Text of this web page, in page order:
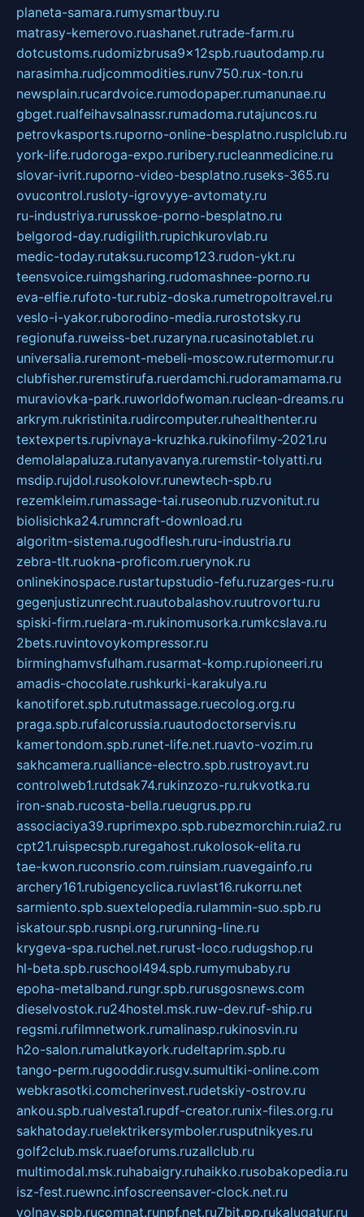
planeta-samara.rumysmartbuy.ru
matrasy-kemerovo.ruashanet.rutrade-farm.ru
dotcustoms.rudomizbrusa9x12spb.ruautodamp.ru
narasimha.rudjcommodities.runv750.rux-ton.ru
newsplain.rucardvoice.rumodopaper.rumanunae.ru
gbget.rualfeihavsalnassr.rumadoma.rutajuncos.ru
petrovkasports.ruporno-online-besplatno.rusplclub.ru
york-life.rudoroga-expo.ruribery.rucleanmedicine.ru
slovar-ivrit.ruporno-video-besplatno.ruseks-365.ru
ovucontrol.rusloty-igrovyye-avtomaty.ru
ru-industriya.rurusskoe-porno-besplatno.ru
belgorod-day.rudigilith.rupichkurovlab.ru
medic-today.rutaksu.rucomp123.rudon-ykt.ru
teensvoice.ruimgsharing.rudomashnee-porno.ru
eva-elfie.rufoto-tur.rubiz-doska.rumetropoltravel.ru
veslo-i-yakor.ruborodino-media.rurostotsky.ru
regionufa.ruweiss-bet.ruzaryna.rucasinotablet.ru
universalia.ruremont-mebeli-moscow.rutermomur.ru
clubfisher.ruremstirufa.ruerdamchi.rudoramamama.ru
muraviovka-park.ruworldofwoman.ruclean-dreams.ru
arkrym.rukristinita.rudircomputer.ruhealthenter.ru
textexperts.rupivnaya-kruzhka.rukinofilmy-2021.ru
demolalapaluza.rutanyavanya.ruremstir-tolyatti.ru
msdip.rujdol.rusokolovr.runewtech-spb.ru
rezemkleim.rumassage-tai.ruseonub.ruzvonitut.ru
biolisichka24.rumncraft-download.ru
algoritm-sistema.rugodflesh.ruru-industria.ru
zebra-tlt.ruokna-proficom.ruerynok.ru
onlinekinospace.rustartupstudio-fefu.ruzarges-ru.ru
gegenjustizunrecht.ruautobalashov.ruutrovortu.ru
spiski-firm.ruelara-m.rukinomusorka.rumkcslava.ru
2bets.ruvintovoykompressor.ru
birminghamvsfulham.rusarmat-komp.rupioneeri.ru
amadis-chocolate.rushkurki-karakulya.ru
kanotiforet.spb.rututmassage.ruecolog.org.ru
praga.spb.rufalcorussia.ruautodoctorservis.ru
kamertondom.spb.runet-life.net.ruavto-vozim.ru
sakhcamera.rualliance-electro.spb.rustroyavt.ru
controlweb1.rutdsak74.rukinzozo-ru.rukvotka.ru
iron-snab.rucosta-bella.rueugrus.pp.ru
associaciya39.ruprimexpo.spb.rubezmorchin.ruia2.ru
cpt21.ruispecspb.ruregahost.rukolosok-elita.ru
tae-kwon.ruconsrio.com.ruinsiam.ruavegainfo.ru
archery161.rubigencyclica.ruvlast16.rukorru.net
sarmiento.spb.suextelopedia.rulammin-suo.spb.ru
iskatour.spb.rusnpi.org.rurunning-line.ru
krygeva-spa.ruchel.net.rurust-loco.rudugshop.ru
hl-beta.spb.ruschool494.spb.rumymubaby.ru
epoha-metalband.rungr.spb.rurusgosnews.com
dieselvostok.ru24hostel.msk.ruw-dev.ruf-ship.ru
regsmi.rufilmnetwork.rumalinasp.rukinosvin.ru
h2o-salon.rumalutkayork.rudeltaprim.spb.ru
tango-perm.rugooddir.rusgv.sumultiki-online.com
webkrasotki.comcherinvest.rudetskiy-ostrov.ru
ankou.spb.rualvesta1.rupdf-creator.runix-files.org.ru
sakhatoday.ruelektrikersymboler.rusputnikyes.ru
golf2club.msk.ruaeforums.ruzallclub.ru
multimodal.msk.ruhabaigry.ruhaikko.rusobakopedia.ru
isz-fest.ruewnc.infoscreensaver-clock.net.ru
volnav.spb.rucomnat.runpf.net.ru7bit.pp.rukalugatur.ru